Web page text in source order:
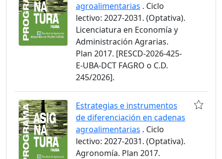
agroalimentarias . Ciclo
lectivo: 2027-2031. (Optativa).
Licenciatura en Economía y
Administración Agrarias.
Plan 2017. [RESCD-2026-425-
E-UBA-DCT FAGRO o C.D.
245/2026].
Estrategias e instrumentos
de diferenciación en cadenas
agroalimentarias . Ciclo
lectivo: 2027-2031. (Optativa).
Agronomía. Plan 2017.